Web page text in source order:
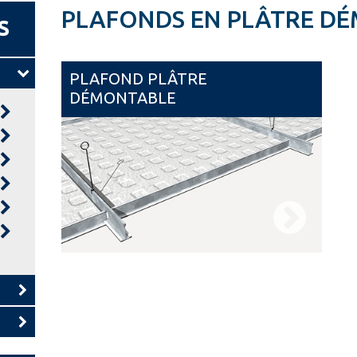
PLAFONDS EN PLÂTRE
PLAFOND PLÂTRE
DÉMONTABLE